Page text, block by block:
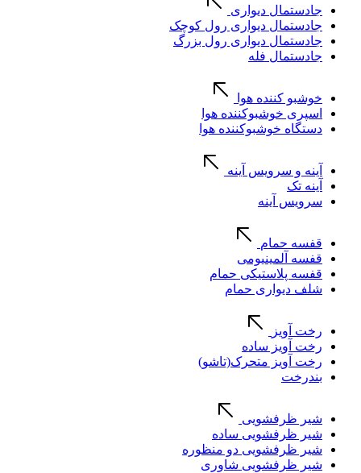
جادستمال دیواری
جادستمال دیواری رول کوچک
جادستمال دیواری رول بزرگ
جادستمال فله
خوشبو کننده هوا
اسپری خوشبوکننده هوا
دستگاه خوشبوکننده هوا
آینه و سرویس آینه
آینه تک
سرویس آینه
قفسه حمام
قفسه آلمینیومی
قفسه پلاستیکی حمام
شلف دیواری حمام
رخت آویز
رخت آویز ساده
رخت آویز متحرک(تاشو)
بندرخت
شیر ظرفشویی
شیر ظرفشویی ساده
شیر ظرفشویی دو منظوره
شیر ظرفشویی شاوری